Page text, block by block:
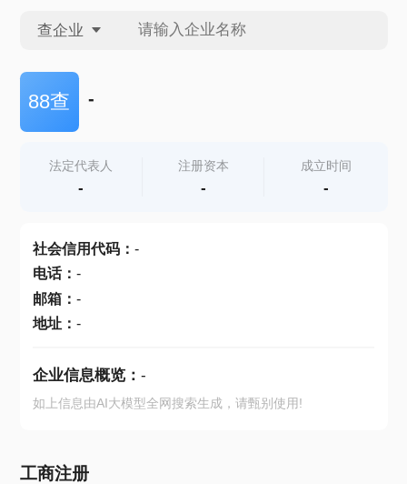
查企业
查企业
查产地
88查 -
法定代表人
-
注册资本
-
成立时间
-
社会信用代码： -
电话： -
邮箱： -
地址： -
企业信息概览： -
如上信息由AI大模型全网搜索生成，请甄别使用!
工商注册